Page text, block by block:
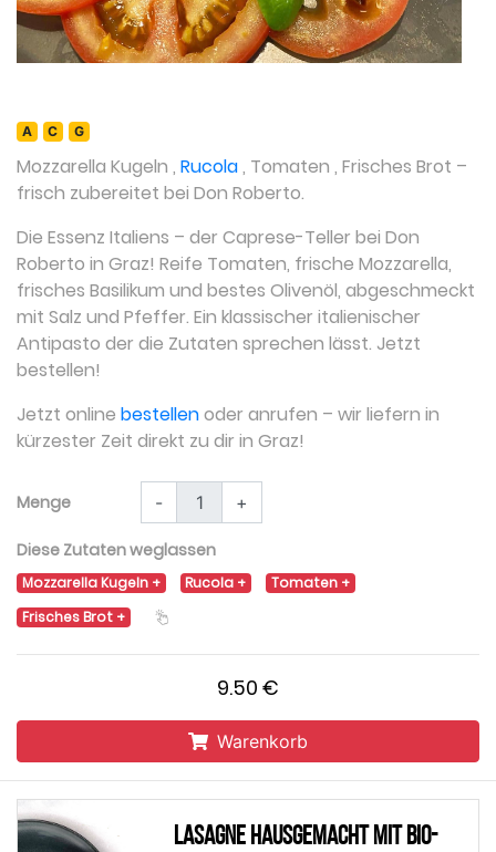
A C G
Mozzarella Kugeln , Rucola, Tomaten , Frisches Brot –
frisch zubereitet bei Don Roberto.
Die Essenz Italiens – der Caprese-Teller bei Don
Roberto in Graz! Reife Tomaten, frische Mozzarella,
frisches Basilikum und bestes Olivenöl, abgeschmeckt
mit Salz und Pfeffer. Ein klassischer italienischer
Antipasto der die Zutaten sprechen lässt. Jetzt
bestellen!
Jetzt online bestellenoder anrufen – wir liefern in
kürzester Zeit direkt zu dir in Graz!
Menge - +
Diese Zutaten weglassen
Mozzarella Kugeln Rucola
Tomaten
Frisches Brot
9.50 €
Warenkorb
Lasagne Hausgemacht mit Bio-